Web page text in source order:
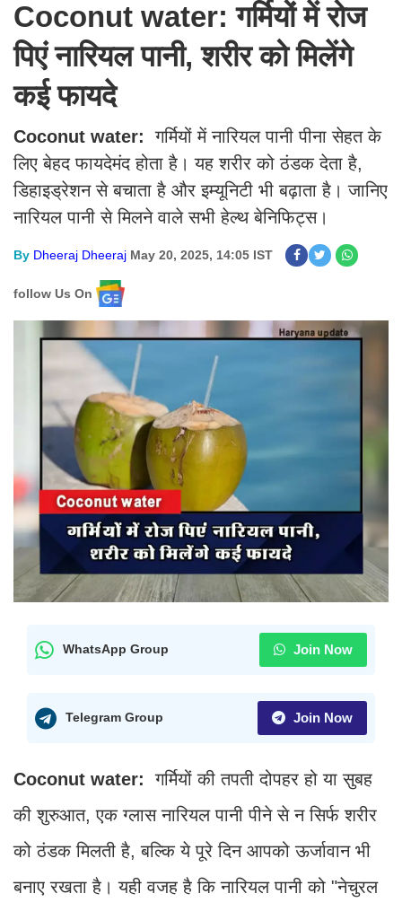
Coconut water: गर्मियों में रोज
पिएं नारियल पानी, शरीर को मिलेंगे
कई फायदे
Coconut water:गर्मियों में नारियल पानी पीना सेहत के
लिए बेहद फायदेमंद होता है। यह शरीर को ठंडक देता है,
डिहाइड्रेशन से बचाता है और इम्यूनिटी भी बढ़ाता है। जानिए
नारियल पानी से मिलने वाले सभी हेल्थ बेनिफिट्स।
By Dheeraj Dheeraj May 20, 2025, 14:05 IST
follow Us On
WhatsApp Group Join Now
Telegram Group Join Now
Coconut water:गर्मियों की तपती दोपहर हो या सुबह
की शुरुआत, एक ग्लास नारियल पानी पीने से न सिर्फ शरीर
को ठंडक मिलती है, बल्कि ये पूरे दिन आपको ऊर्जावान भी
बनाए रखता है। यही वजह है कि नारियल पानी को "नेचुरल